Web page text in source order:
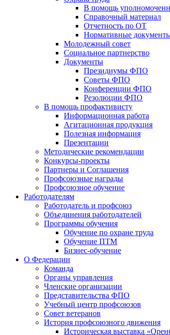
В помощь
Справочный материал
Отчетность по ОТ
Нормативные
Молодежный совет
Социальное партнерство
Документы
Президиумы ФПО
Советы ФПО
Конференции ФПО
Резолюции ФПО
В помощь профактивисту
Информационная работа
Агитационная продукция
Полезная информация
Презентации
Методические рекомендации
Конкурсы-проекты
Партнеры и Соглашения
Профсоюзные награды
Профсоюзное обучение
Работодателям
Работодатель и профсоюз
Объединения работодателей
Программы обучения
Обучение по охране труда
Обучение ПТМ
Бизнес-обучение
О Федерации
Команда
Органы управления
Членские организации
Представительства ФПО
Учебный центр профсоюзов
Совет ветеранов
История профсоюзного движения
Историческая выставка